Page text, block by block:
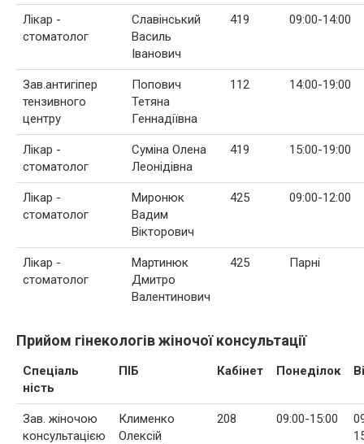
Лікар -
стоматолог
Славінський
Василь
Іванович
419 09:00-14:00
Зав.антигіпер
тензивного
центру
Попович
Тетяна
Геннадіївна
112 14:00-19:00
Лікар -
стоматолог
Суміна Олена
Леонідівна
419 15:00-19:00
Лікар -
стоматолог
Миронюк
Вадим
Вікторович
425 09:00-12:00
Лікар -
стоматолог
Мартинюк
Дмитро
Валентинович
425 Парні
Прийом гінекологів жіночої консультації
Спеціаль
ність
ПІБ Кабінет Понеділок
Зав. жіночою
консультацією
Клименко
Олексій
208 09:00-15:00